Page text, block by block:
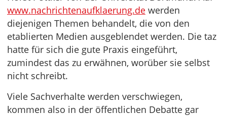
www.nachrichtenaufklaerung.de werden
diejenigen Themen behandelt, die von den
etablierten Medien ausgeblendet werden. Die taz
hatte für sich die gute Praxis eingeführt,
zumindest das zu erwähnen, worüber sie selbst
nicht schreibt.
Viele Sachverhalte werden verschwiegen,
kommen also in der öffentlichen Debatte gar